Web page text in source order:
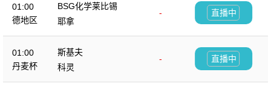
01:00
德地区
BSG化学莱比锡
-
耶拿
直播中
01:00
丹麦杯
斯基夫
-
科灵
直播中